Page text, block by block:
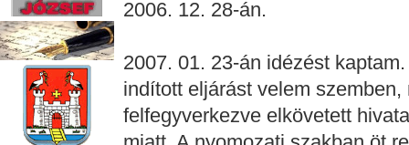
2006. 12. 28-án.
2007. 01. 23-án idézést
indított eljárást velem
felfegyverkezve elkövetett